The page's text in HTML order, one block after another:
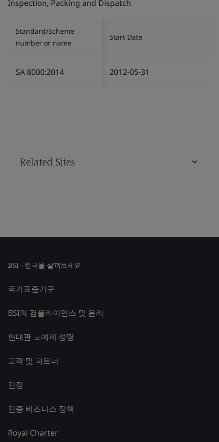
Inspection, Packing and Dispatch
Standard/Scheme
number or name
Start Date
SA 8000:2014 2012-05-31
Related Sites
BSI - 한국을 살펴보세요
국가표준기구
BSI의 컴플라이언스 및 윤리
현대판 노예제 성명
고객 및 파트너
인정
인증 비즈니스 정책
Royal Charter